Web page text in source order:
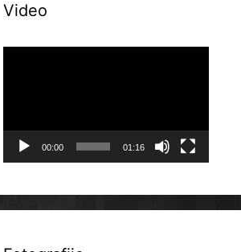
Video
00:00 01:16